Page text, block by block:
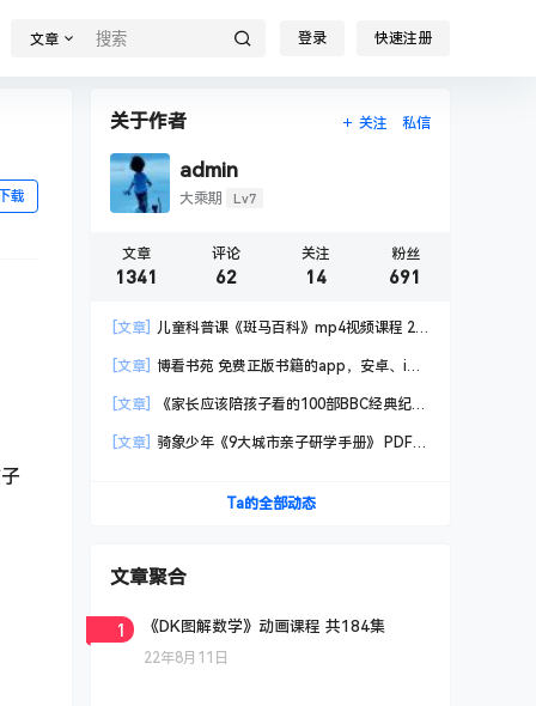
文章 登录 快速注册
载
关于作者 关注 私信
admin
大乘期 Lv7
文章
1341
评论
62
关注
14
粉丝
691
[文章]
儿童科普课《斑马百科》mp4视频课程 20
[文章]
博看书苑 免费正版书籍的app，安卓、iOS
[文章]
《家长应该陪孩子看的100部BBC经典纪录
[文章]
骑象少年《9大城市亲子研学手册》 PDF格
Ta的全部动态
文章聚合
1 《DK图解数学》动画课程 共184集
22年8月11日